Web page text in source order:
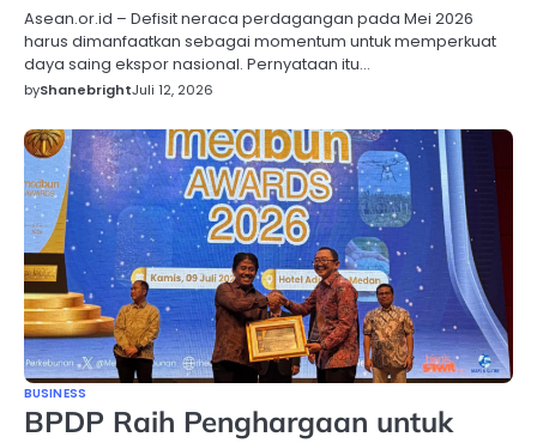
Asean.or.id – Defisit neraca perdagangan pada Mei 2026
harus dimanfaatkan sebagai momentum untuk memperkuat
daya saing ekspor nasional. Pernyataan itu…
byShanebrightJuli 12, 2026
BUSINESS
BPDP Raih Penghargaan untuk